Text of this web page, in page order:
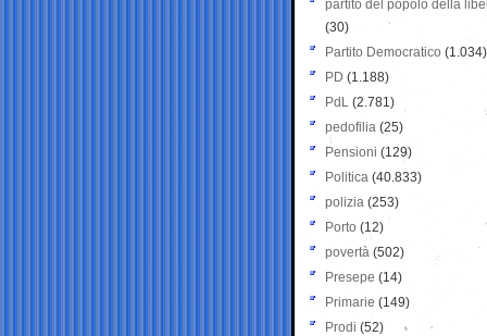
partito del popolo della
(30)
Partito Democratico (1.034)
PD (1.188)
PdL (2.781)
pedofilia (25)
Pensioni (129)
Politica (40.833)
polizia (253)
Porto (12)
povertà (502)
Presepe (14)
Primarie (149)
Prodi (52)